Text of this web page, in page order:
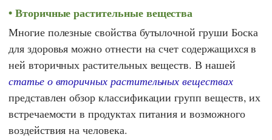
Вторичные растительные вещества
Многие полезные свойства бутылочной груши Боска
для здоровья можно отнести на счет содержащихся в
ней вторичных растительных веществ. В нашей
статье о вторичных растительных веществах
представлен обзор классификации групп веществ, их
встречаемости в продуктах питания и возможного
воздействия на человека.